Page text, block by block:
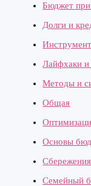
Бюджет при
Долги и
Лайфхаки и
Методы и
Общая
Основы
Семейный